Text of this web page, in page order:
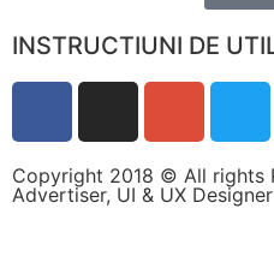
INSTRUCTIUNI DE
Copyright 2018 © All rights
Advertiser, UI & UX